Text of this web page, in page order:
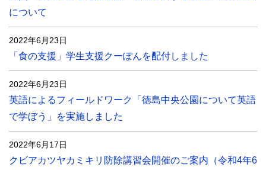
について
2022年6月23日
「食の支援」学生支援クーぽんを配付しました
2022年6月23日
英語によるフィールドワーク「徳島中央公園について英語
で学ぼう」を実施しました
2022年6月17日
クビアカツヤカミキリ防除講習会開催のご案内（令和4年6